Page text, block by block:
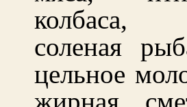
колбаса,
соленая
цельное
жирная